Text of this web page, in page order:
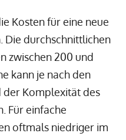
Kosten für eine neue
Die durchschnittlichen
zwischen 200 und
kann je nach den
Komplexität des
Für einfache
oftmals niedriger im